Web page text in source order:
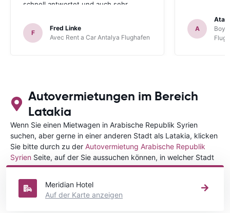
schnell antwortet und auch sehr
gute Erfahrung. Deshalb habe ich Sie
als meinen Lieblings-Mietautovermittler
auch für künftige Buchungen
F
Fred Linke
Avec Rent a Car Antalya Flughafen
A
Autovermietungen im Bereich
Latakia
Wenn Sie einen Mietwagen in Arabische Republik Syrien
suchen, aber gerne in einer anderen Stadt als Latakia, klicken
Sie bitte durch zu der Autovermietung Arabische Republik
Syrien Seite, auf der Sie aussuchen können, in welcher Stadt
in Arabische Republik Syrien Sie Ihr Fahrzeug mieten wollen.
Meridian Hotel
Auf der Karte anzeigen